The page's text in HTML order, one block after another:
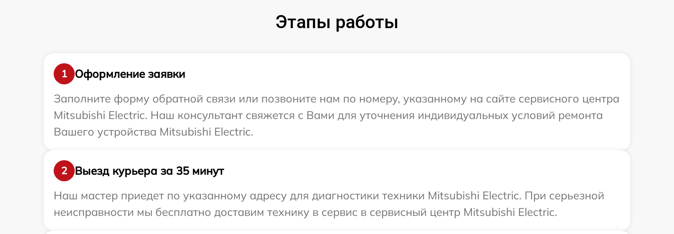
Этапы работы
1
Оформление заявки
Заполните форму обратной связи или позвоните нам по номеру, указанному на сайте сервисного центра
Mitsubishi Electric. Наш консультант свяжется с Вами для уточнения индивидуальных условий ремонта
Вашего устройства Mitsubishi Electric.
2
Выезд курьера за 35 минут
Наш мастер приедет по указанному адресу для диагностики техники Mitsubishi Electric. При серьезной
неисправности мы бесплатно доставим технику в сервис в сервисный центр Mitsubishi Electric.